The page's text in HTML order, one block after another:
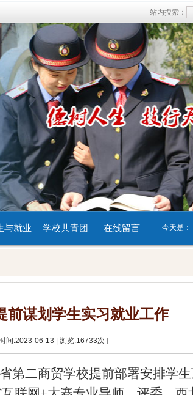
站内搜索：
与就业 学校共青团 在线留言 今天是：
前谋划学生实习就业工作
间:2023-06-13 | 浏览:16733次 ]
第二商贸学校提前部署安排学